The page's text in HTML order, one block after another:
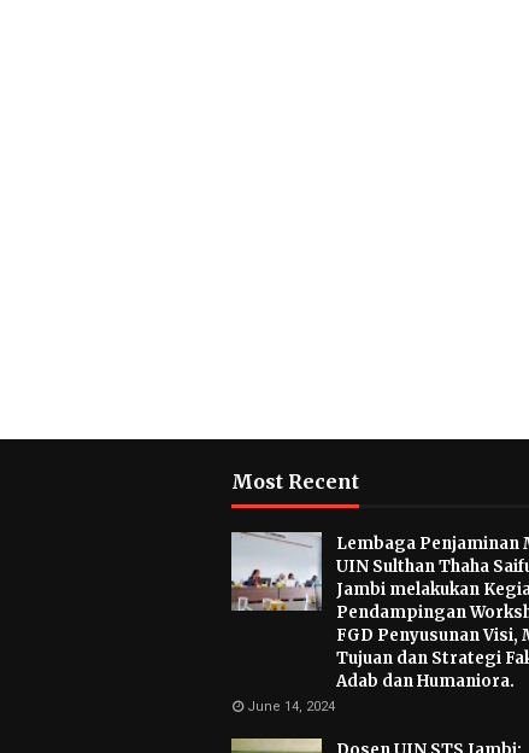
Most Recent
Lembaga Penjaminan
UIN Sulthan Thaha
Jambi melakukan
Pendampingan
FGD Penyusunan Visi,
Tujuan dan Strategi
Adab dan Humaniora.
June 14, 2024